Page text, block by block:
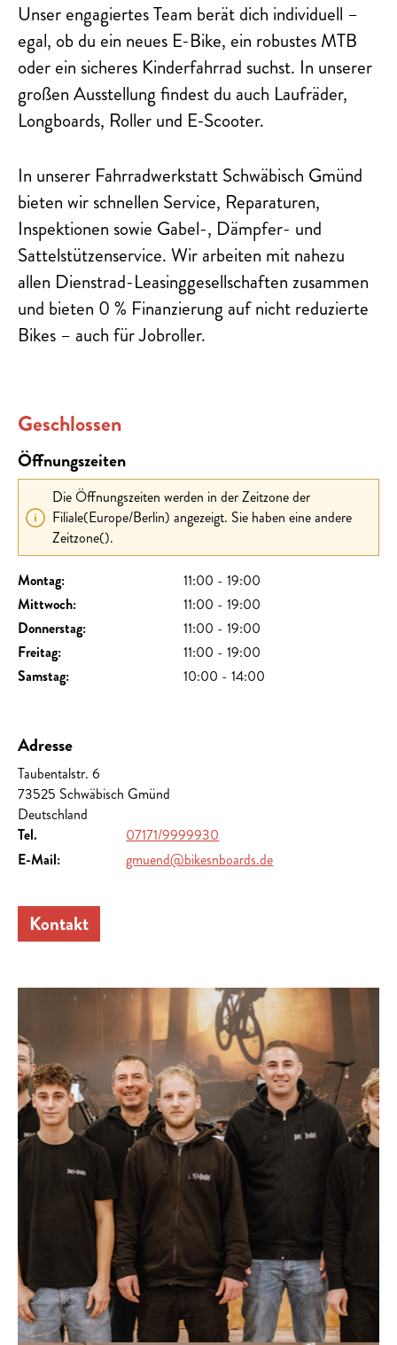
Unser engagiertes Team berät dich individuell –
egal, ob du ein neues E-Bike, ein robustes MTB
oder ein sicheres Kinderfahrrad suchst. In unserer
großen Ausstellung findest du auch Laufräder,
Longboards, Roller und E-Scooter.
In unserer Fahrradwerkstatt Schwäbisch Gmünd
bieten wir schnellen Service, Reparaturen,
Inspektionen sowie Gabel-, Dämpfer- und
Sattelstützenservice. Wir arbeiten mit nahezu
allen Dienstrad-Leasinggesellschaften zusammen
und bieten 0 % Finanzierung auf nicht reduzierte
Bikes – auch für Jobroller.
Geschlossen
Öffnungszeiten
Die Öffnungszeiten werden in der Zeitzone der
Filiale(Europe/Berlin) angezeigt. Sie haben eine andere
Zeitzone().
Montag:
11:00 - 19:00
Mittwoch:
11:00 - 19:00
Donnerstag:
11:00 - 19:00
Freitag:
11:00 - 19:00
Samstag:
10:00 - 14:00
Adresse
Taubentalstr. 6
73525 Schwäbisch Gmünd
Deutschland
Tel.
07171/9999930
E-Mail:
gmuend@bikesnboards.de
Kontakt